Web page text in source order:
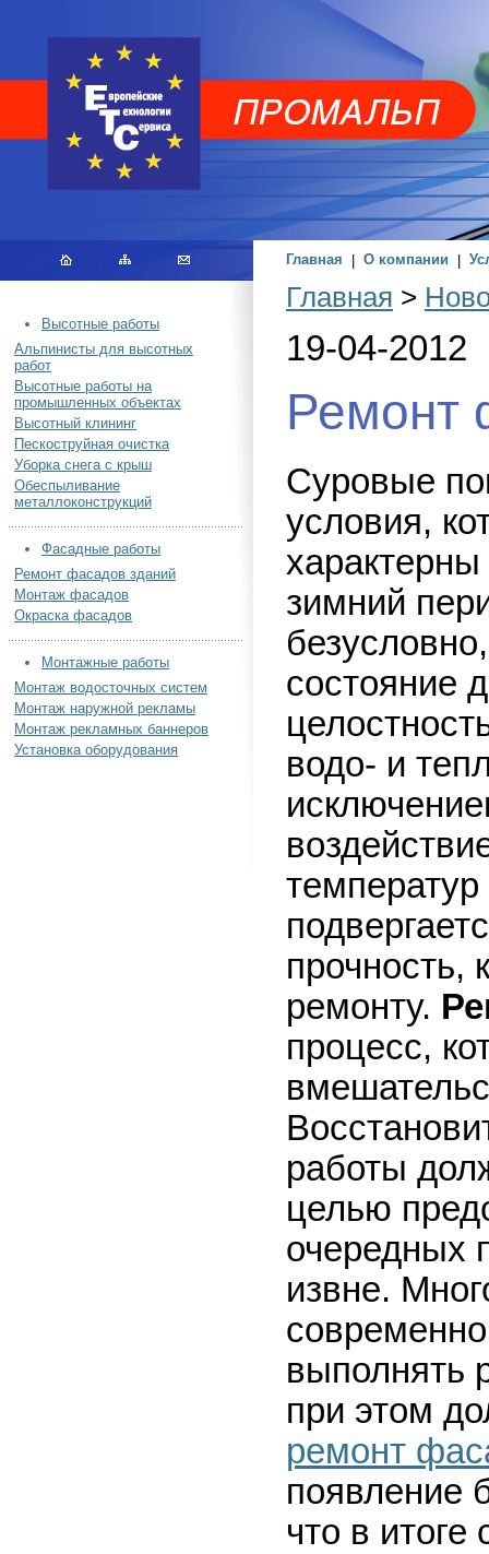
Главная О компании
Высотные работы
Альпинисты для высотных
работ
Высотные работы на
промышленных объектах
Высотный клининг
Пескоструйная очистка
Уборка снега с крыш
Обеспыливание
металлоконструкций
Фасадные работы
Ремонт фасадов зданий
Монтаж фасадов
Окраска фасадов
Монтажные работы
Монтаж водосточных систем
Монтаж наружной рекламы
Монтаж рекламных баннеров
Установка оборудования
Главная >
19-04-2012
Ремонт
Суровые
условия,
зимний
состояние
водо- и
прочность,
ремонту.
процесс,
работы
целью
очередных
извне.
выполнять
при этом
ремонт
появление
что в